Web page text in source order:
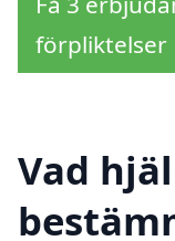
förpliktelser
Vad